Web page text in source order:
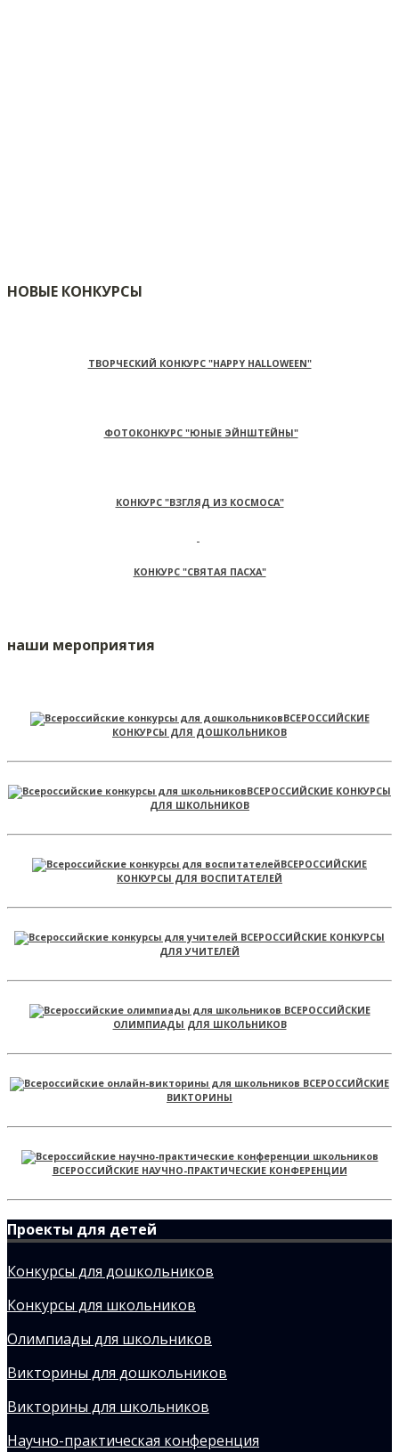
НОВЫЕ КОНКУРСЫ
ТВОРЧЕСКИЙ КОНКУРС "HAPPY HALLOWEEN"
ФОТОКОНКУРС "ЮНЫЕ ЭЙНШТЕЙНЫ"
КОНКУРС "ВЗГЛЯД ИЗ КОСМОСА"
КОНКУРС "СВЯТАЯ ПАСХА"
наши мероприятия
ВСЕРОССИЙСКИЕ
КОНКУРСЫ ДЛЯ ДОШКОЛЬНИКОВ
ВСЕРОССИЙСКИЕ КОНКУРСЫ
ДЛЯ ШКОЛЬНИКОВ
ВСЕРОССИЙСКИЕ
КОНКУРСЫ ДЛЯ ВОСПИТАТЕЛЕЙ
ВСЕРОССИЙСКИЕ КОНКУРСЫ
ДЛЯ УЧИТЕЛЕЙ
ВСЕРОССИЙСКИЕ
ОЛИМПИАДЫ ДЛЯ ШКОЛЬНИКОВ
ВСЕРОССИЙСКИЕ
ВИКТОРИНЫ
ВСЕРОССИЙСКИЕ НАУЧНО-ПРАКТИЧЕСКИЕ КОНФЕРЕНЦИИ
Проекты для детей
Конкурсы для дошкольников
Конкурсы для школьников
Олимпиады для школьников
Викторины для дошкольников
Викторины для школьников
Научно-практическая конференция